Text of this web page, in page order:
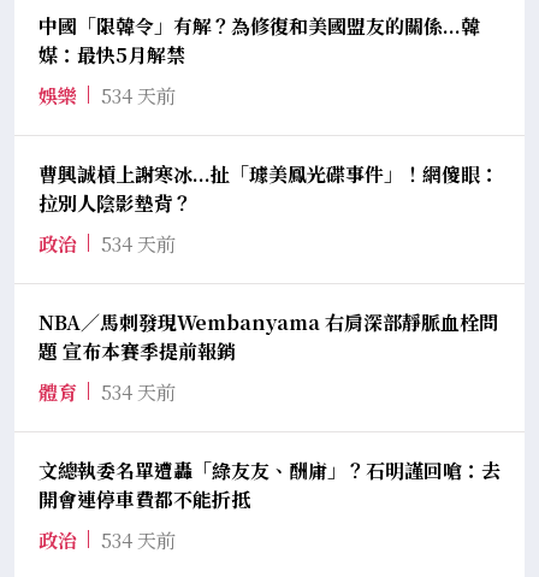
中國「限韓令」有解？為修復和美國盟友的關係...韓
媒：最快5月解禁
娛樂
534 天前
曹興誠槓上謝寒冰...扯「璩美鳳光碟事件」！網傻眼：
拉別人陰影墊背？
政治
534 天前
NBA／馬刺發現Wembanyama 右肩深部靜脈血栓問
題 宣布本賽季提前報銷
體育
534 天前
文總執委名單遭轟「綠友友、酬庸」？石明謹回嗆：去
開會連停車費都不能折抵
政治
534 天前